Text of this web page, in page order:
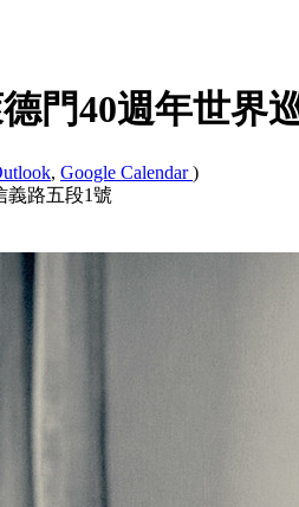
門40週年世界
, Google Calendar)
義路五段1號